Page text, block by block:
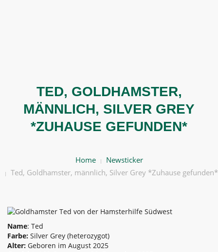
ÜBER UNS
HELFT UNS!
TED, GOLDHAMSTER,
MÄNNLICH, SILVER GREY
*ZUHAUSE GEFUNDEN*
Home
Newsticker
Ted, Goldhamster, männlich, Silver Grey *Zuhause gefunden*
Name: Ted
Farbe: Silver Grey (heterozygot)
Alter: Geboren im August 2025